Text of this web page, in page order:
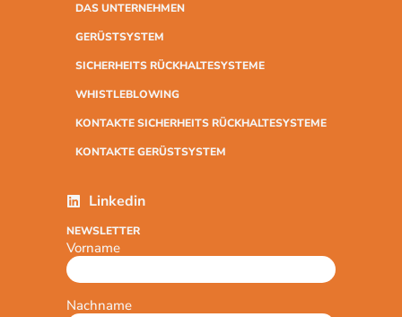
DAS UNTERNEHMEN
GERÜSTSYSTEM
SICHERHEITS RÜCKHALTESYSTEME
WHISTLEBLOWING
KONTAKTE SICHERHEITS RÜCKHALTESYSTEME
KONTAKTE GERÜSTSYSTEM
Linkedin
NEWSLETTER
Vorname
Nachname